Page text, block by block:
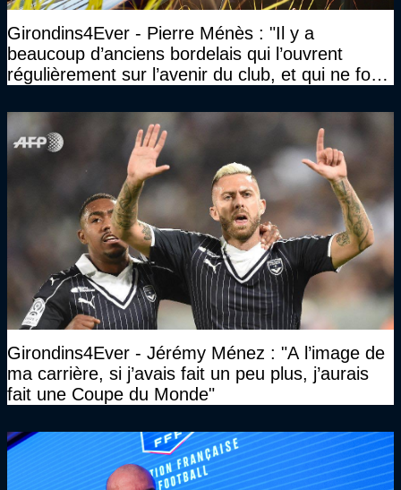
Girondins4Ever - Pierre Ménès : "Il y a
beaucoup d’anciens bordelais qui l’ouvrent
régulièrement sur l’avenir du club, et qui ne font
Girondins4Ever - Jérémy Ménez : "A l’image de
ma carrière, si j’avais fait un peu plus, j’aurais
fait une Coupe du Monde"